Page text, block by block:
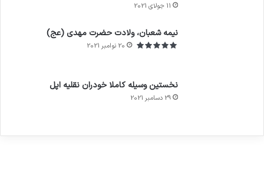
11 جولای 2021
نیمه شعبان، ولادت حضرت مهدی (عج)
20 نوامبر 2021
نخستین وسیله کاملا خودران نقلیه اپل
29 دسامبر 2021